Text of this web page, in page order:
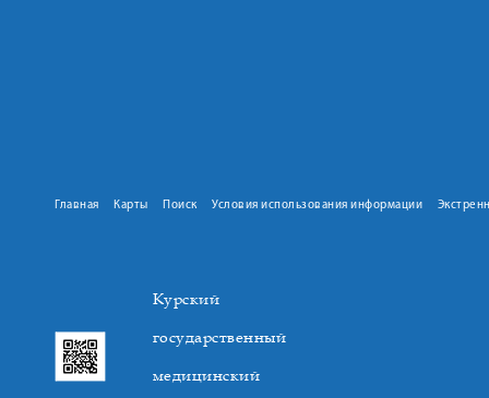
Главная Карты Поиск Условия использования информации
Курский
государственный
медицинский